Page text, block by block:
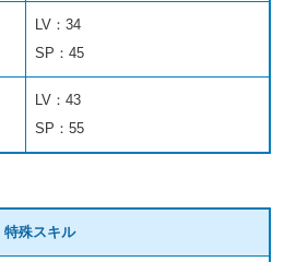
LV：34
SP：45
LV：43
SP：55
特殊スキル